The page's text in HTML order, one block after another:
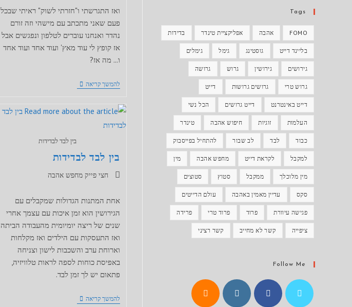
ואז התגרשתי ו"חזרתי לשוק" ראיתי שבכל
פעם שאני מתכתב עם מישהי וזה זורם
נהדר ואנחנו עוברים לטלפון ונפגשים אבל
אז קופץ לי עוד מאץ' ועוד אחד ועוד אחד
ו... מה אז?
להמשך קריאהFOMO
בין לבד לבדידות
בין לבד לבדידות
קטגוריה:חצי פייק מחפש אהבה
אחת המתנות הגדולות שמקבלים עם
הגירושין הוא זמן איכות עם עצמך אחרי
שנים של ריצה יומיומית מהעבודה הביתה
ואז התעסקות עם הילדים ואז מקלחות
וארוחת ערב והשכבות לישון וצניחה
באפיסת כוחות לספה לראות טלוויזיה,
פתאום יש לך זמן לבד.
להמשך קריאהבין
Tags
FOMO אהבה אפליקציית טינדר בדידות
בליינד דייט גוסטינג גימל גימלים
גירושים גירושין גרוש גרושה
גרוש טרי גרושים גרושות דייט
דייט באינטרנט דייט גרושים הכל נשי
העלמות זוגיות חיפוש אהבה טינדר
כבוד לבד לב שבור להתחיל בפייסבוק
למקבל לקראת דייט מחפש אהבה מין
מין מלוכלך ממקבל סטוץ סטוצים
סקס עדיין מאמין באהבה עולם הדייטים
פגישה עיוורת פרוד פרוד טרי פרידה
ציפייה קשר לא מחייב קשר רציני
Follow Me